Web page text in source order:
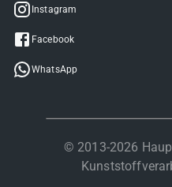
Instagram
Facebook
WhatsApp
© 2013-2026